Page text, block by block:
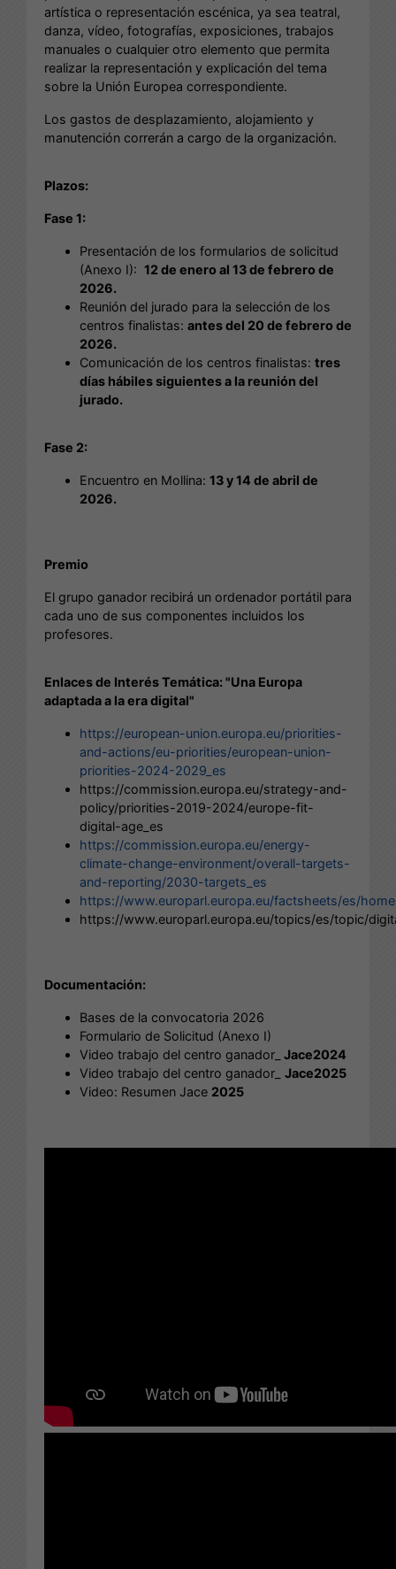
artística o representación escénica, ya sea teatral,
danza, vídeo, fotografías, exposiciones, trabajos
manuales o cualquier otro elemento que permita
realizar la representación y explicación del tema
sobre la Unión Europea correspondiente.
Los gastos de desplazamiento, alojamiento y
manutención correrán a cargo de la organización.
Plazos:
Fase 1:
Presentación de los formularios de solicitud
(Anexo I): 12 de enero al 13 de febrero de
2026.
Reunión del jurado para la selección de los
centros finalistas: antes del 20 de febrero de
2026.
Comunicación de los centros finalistas: tres
días hábiles siguientes a la reunión del
jurado.
Fase 2:
Encuentro en Mollina: 13 y 14 de abril de
2026.
Premio
El grupo ganador recibirá un ordenador portátil para
cada uno de sus componentes incluidos los
profesores.
Enlaces de Interés Temática: "Una Europa
adaptada a la era digital"
https://european-union.europa.eu/priorities-
and-actions/eu-priorities/european-union-
priorities-2024-2029_es
https://commission.europa.eu/strategy-and-
policy/priorities-2019-2024/europe-fit-
digital-age_es
https://commission.europa.eu/energy-
climate-change-environment/overall-targets-
and-reporting/2030-targets_es
https://www.europarl.europa.eu/factsheets/es/home
https://www.europarl.europa.eu/topics/es/topic/
Documentación:
Bases de la convocatoria 2026
Formulario de Solicitud (Anexo I)
Video trabajo del centro ganador_ Jace2024
Video trabajo del centro ganador_ Jace2025
Video: Resumen Jace 2025